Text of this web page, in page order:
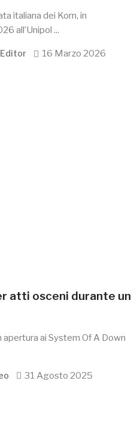
italiana dei Korn, in
all’Unipol ...
16 Marzo 2026
atti osceni durante un
ai System Of A Down
31 Agosto 2025